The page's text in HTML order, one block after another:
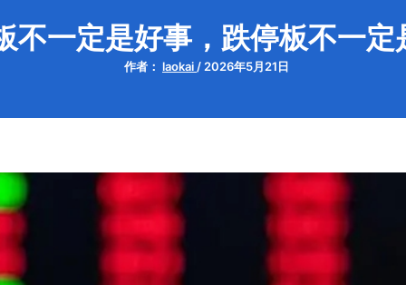
不一定是好事，跌停板不一定
作者： laokai / 2026年5月21日